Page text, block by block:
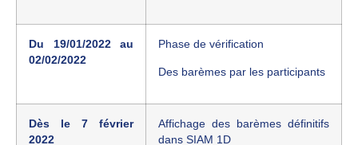
Du 19/01/2022 au
02/02/2022
Phase de vérification
Des barèmes par les participants
Dès le 7 février
2022
Affichage des barèmes définitifs
dans SIAM 1D